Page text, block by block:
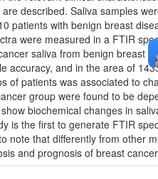
described. Saliva samples
patients with benign breast
were measured in a FTIR
saliva from benign breast
accuracy, and in the area of
of patients was associated to
group were found to be
biochemical changes in
is the first to generate FTIR
note that differently from other
and prognosis of breast